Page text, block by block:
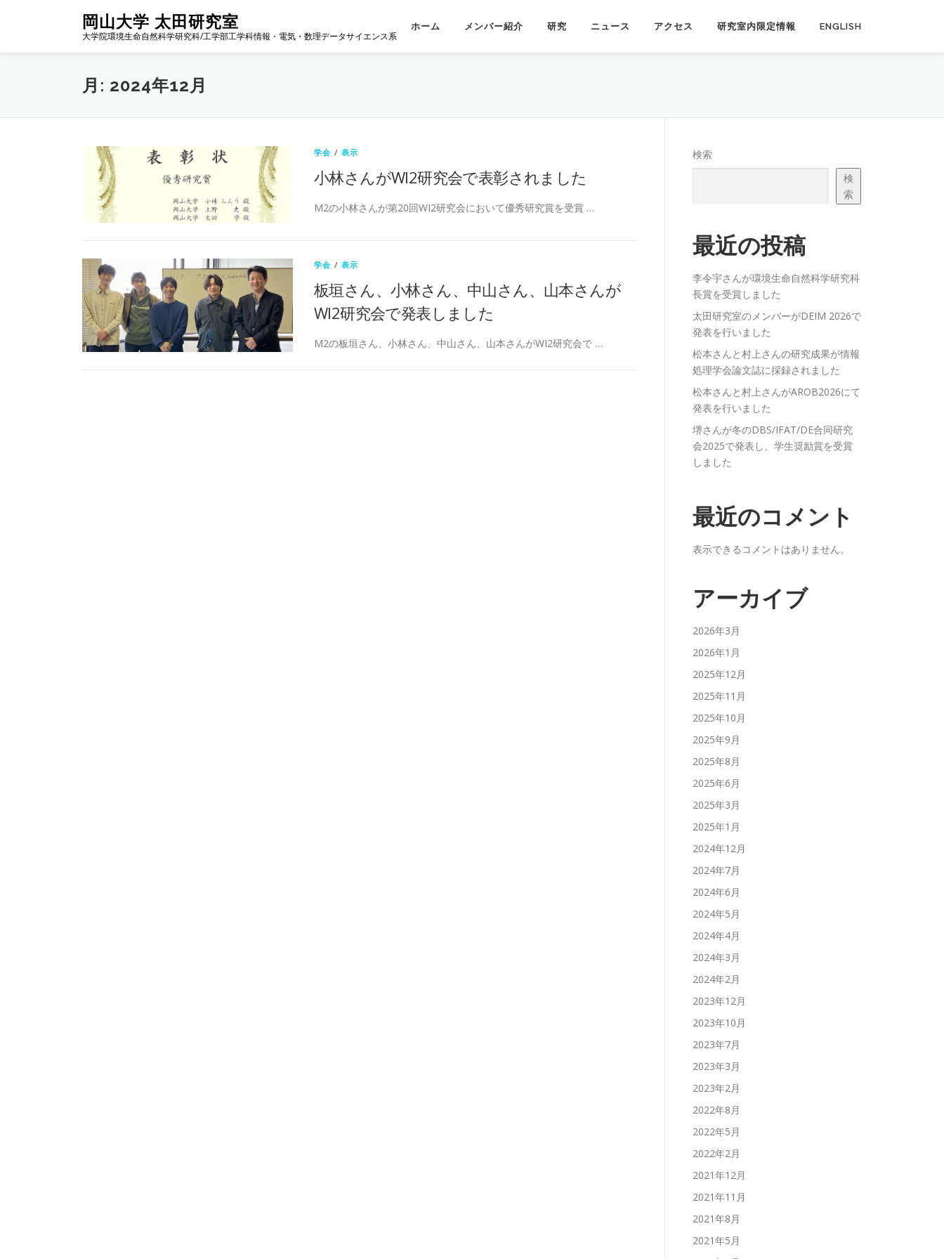
ン
岡山大学 太田研究室
大学院環境生命自然科学研究科/工学部工学科情報・電気・数理データサイエンス系
ホーム メンバー紹介 研究 ニュース アクセス 研究室内限定情報 ENGLISH
月: 2024年12月
学会 /表示
小林さんがWI2研究会で表彰されました
M2の小林さんが第20回WI2研究会において優秀研究賞を受賞 …
学会 /表示
板垣さん、小林さん、中山さん、山本さんが
WI2研究会で発表しました
M2の板垣さん、小林さん、中山さん、山本さんがWI2研究会で …
検索
検
索
最近の投稿
李令宇さんが環境生命自然科学研究科
長賞を受賞しました
太田研究室のメンバーがDEIM 2026で
発表を行いました
松本さんと村上さんの研究成果が情報
処理学会論文誌に採録されました
松本さんと村上さんがAROB2026にて
発表を行いました
堺さんが冬のDBS/IFAT/DE合同研究
会2025で発表し、学生奨励賞を受賞
しました
最近のコメント
表示できるコメントはありません。
アーカイブ
2026年3月
2026年1月
2025年12月
2025年11月
2025年10月
2025年9月
2025年8月
2025年6月
2025年3月
2025年1月
2024年12月
2024年7月
2024年6月
2024年5月
2024年4月
2024年3月
2024年2月
2023年12月
2023年10月
2023年7月
2023年3月
2023年2月
2022年8月
2022年5月
2022年2月
2021年12月
2021年11月
2021年8月
2021年5月